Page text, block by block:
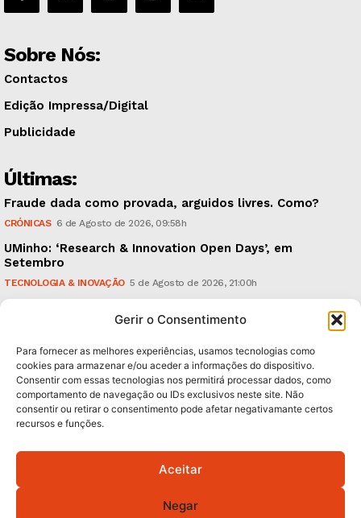
Gerir o Consentimento
Para fornecer as melhores experiências, usamos tecnologias como
cookies para armazenar e/ou aceder a informações do dispositivo.
Consentir com essas tecnologias nos permitirá processar dados, como
comportamento de navegação ou IDs exclusivos neste site. Não
consentir ou retirar o consentimento pode afetar negativamante certos
recursos e funções.
Aceitar
Negar
Sobre Nós:
Contactos
Edição Impressa/Digital
Publicidade
Últimas:
Fraude dada como provada, arguidos livres. Como?
CRÓNICAS 6 de Agosto de 2026, 09:58h
UMinho: ‘Research & Innovation Open Days’, em
Setembro
TECNOLOGIA & INOVAÇÃO 5 de Agosto de 2026, 21:00h
avança para a sua concretização
Subscreva Newsletter:
QUERO ADERIR